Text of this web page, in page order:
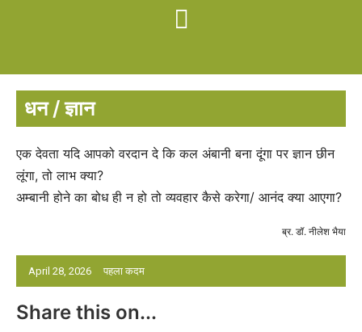
धन / ज्ञान
April 28, 2026 पहला कदम
एक देवता यदि आपको वरदान दे कि कल अंबानी बना दूंगा पर ज्ञान छीन
लूंगा, तो लाभ क्या?
अम्बानी होने का बोध ही न हो तो व्यवहार कैसे करेगा/ आनंद क्या आएगा?
ब्र. डॉ. नीलेश भैया
Share this on...